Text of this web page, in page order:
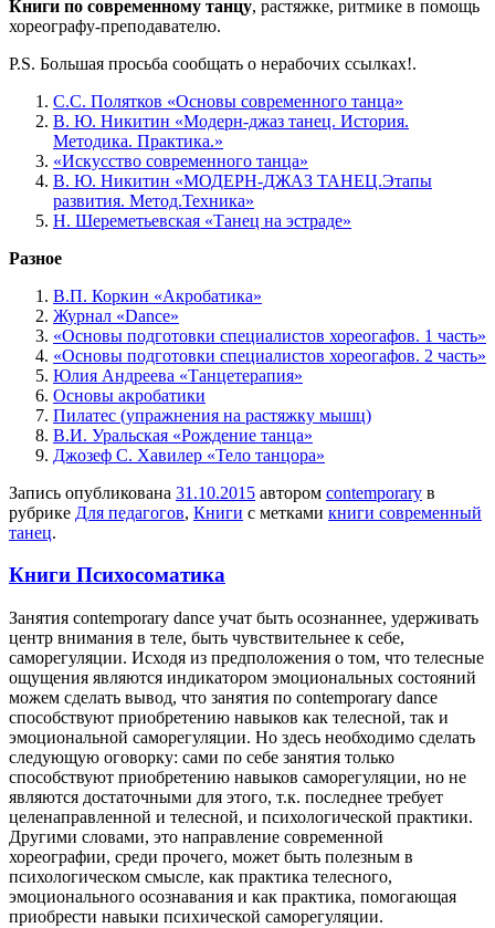
Книги по современному танцу, растяжке, ритмике в помощь
хореографу-преподавателю.
P.S. Большая просьба сообщать о нерабочих ссылках!.
С.С. Полятков «Основы современного танца»
В. Ю. Никитин «Модерн-джаз танец. История.
Методика. Практика.»
«Искусство современного танца»
В. Ю. Никитин «МОДЕРН-ДЖАЗ ТАНЕЦ.Этапы
развития. Метод.Техника»
Н. Шереметьевская «Танец на эстраде»
Разное
В.П. Коркин «Акробатика»
Журнал «Dance»
«Основы подготовки специалистов хореогафов. 1 часть»
«Основы подготовки специалистов хореогафов. 2 часть»
Юлия Андреева «Танцетерапия»
Основы акробатики
Пилатес (упражнения на растяжку мышц)
В.И. Уральская «Рождение танца»
Джозеф С. Хавилер «Тело танцора»
Запись опубликована 31.10.2015 автором contemporary в
рубрике Для педагогов, Книги с метками книги современный
танец.
Книги Психосоматика
Занятия сontemporary dance учат быть осознаннее, удерживать
центр внимания в теле, быть чувствительнее к себе,
саморегуляции. Исходя из предположения о том, что телесные
ощущения являются индикатором эмоциональных состояний
можем сделать вывод, что занятия по сontemporary dance
способствуют приобретению навыков как телесной, так и
эмоциональной саморегуляции. Но здесь необходимо сделать
следующую оговорку: сами по себе занятия только
способствуют приобретению навыков саморегуляции, но не
являются достаточными для этого, т.к. последнее требует
целенаправленной и телесной, и психологической практики.
Другими словами, это направление современной
хореографии, среди прочего, может быть полезным в
психологическом смысле, как практика телесного,
эмоционального осознавания и как практика, помогающая
приобрести навыки психической саморегуляции.